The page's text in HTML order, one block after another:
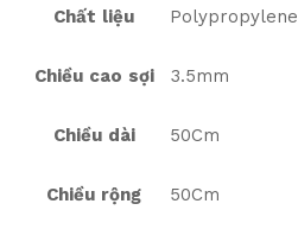
Chất liệu Polypropylene
Chiều cao sợi 3.5mm
Chiều dài 50Cm
Chiều rộng 50Cm